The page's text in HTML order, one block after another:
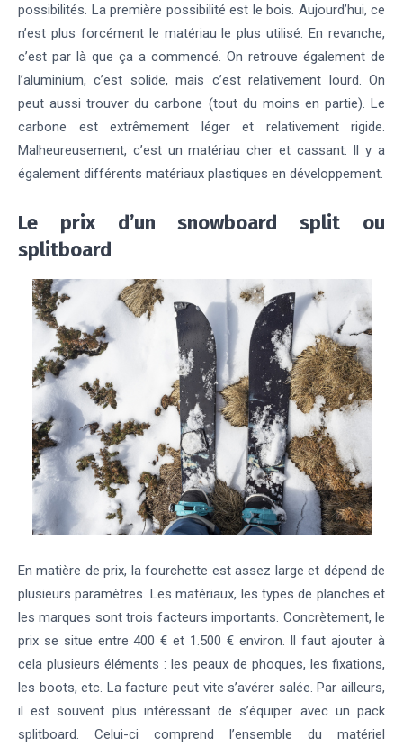
possibilités. La première possibilité est le bois. Aujourd’hui, ce
n’est plus forcément le matériau le plus utilisé. En revanche,
c’est par là que ça a commencé. On retrouve également de
l’aluminium, c’est solide, mais c’est relativement lourd. On
peut aussi trouver du carbone (tout du moins en partie). Le
carbone est extrêmement léger et relativement rigide.
Malheureusement, c’est un matériau cher et cassant. Il y a
également différents matériaux plastiques en développement.
Le prix d’un snowboard split ou
splitboard
En matière de prix, la fourchette est assez large et dépend de
plusieurs paramètres. Les matériaux, les types de planches et
les marques sont trois facteurs importants. Concrètement, le
prix se situe entre 400 € et 1.500 € environ. Il faut ajouter à
cela plusieurs éléments : les peaux de phoques, les fixations,
les boots, etc. La facture peut vite s’avérer salée. Par ailleurs,
il est souvent plus intéressant de s’équiper avec un pack
splitboard. Celui-ci comprend l’ensemble du matériel